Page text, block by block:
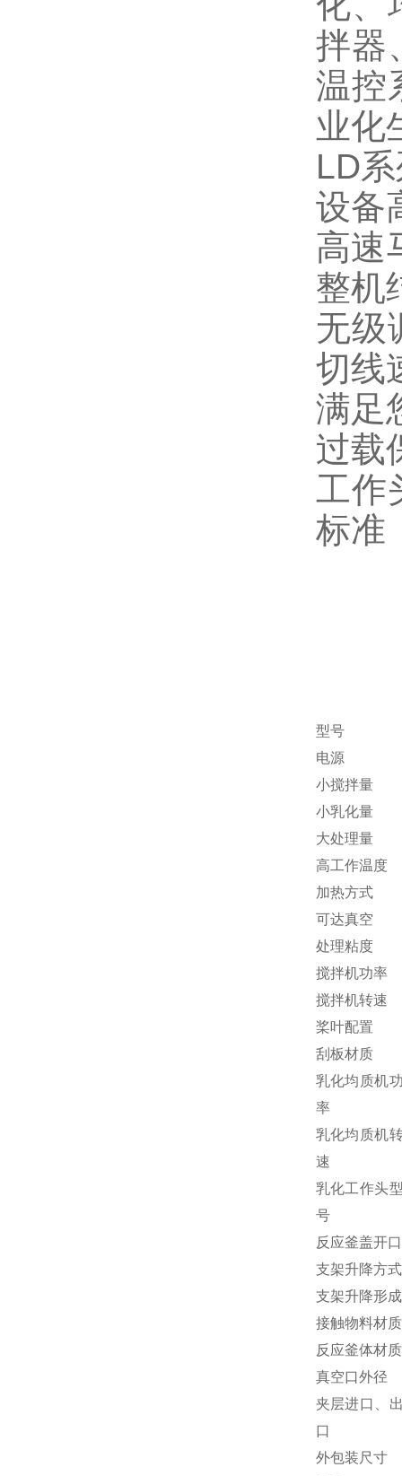
拌器
温控
业化
LD
设备
高速
整机
无级
切线
满足
过载
工作
标准
型号
电源
小搅拌量
小乳化量
大处理量
高工作温度
加热方式
可达真空
处理粘度
搅拌机功率
搅拌机转速
桨叶配置
刮板材质
乳化均质机
率
乳化均质机
速
乳化工作头
号
反应釜盖开口
支架升降方式
支架升降形成
接触物料材质
反应釜体材质
真空口外径
夹层进口、
口
外包装尺寸